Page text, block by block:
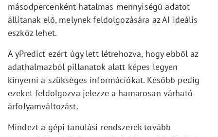
másodpercenként hatalmas mennyiségű adatot
állítanak elő, melynek feldolgozására az AI ideális
eszköz lehet.
A yPredict ezért úgy lett létrehozva, hogy ebből az
adathalmazból pillanatok alatt képes legyen
kinyerni a szükséges információkat. Később pedig
ezeket feldolgozva jelezze a hamarosan várható
árfolyamváltozást.
Mindezt a gépi tanulási rendszerek tovább